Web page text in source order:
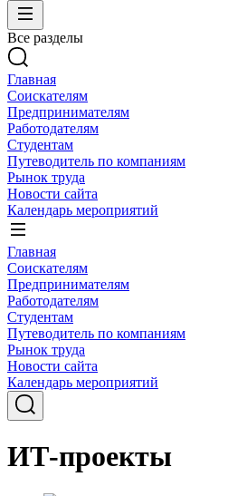
Все разделы
Главная
Соискателям
Предпринимателям
Работодателям
Студентам
Путеводитель по компаниям
Рынок труда
Новости сайта
Календарь мероприятий
Главная
Соискателям
Предпринимателям
Работодателям
Студентам
Путеводитель по компаниям
Рынок труда
Новости сайта
Календарь мероприятий
ИТ-проекты